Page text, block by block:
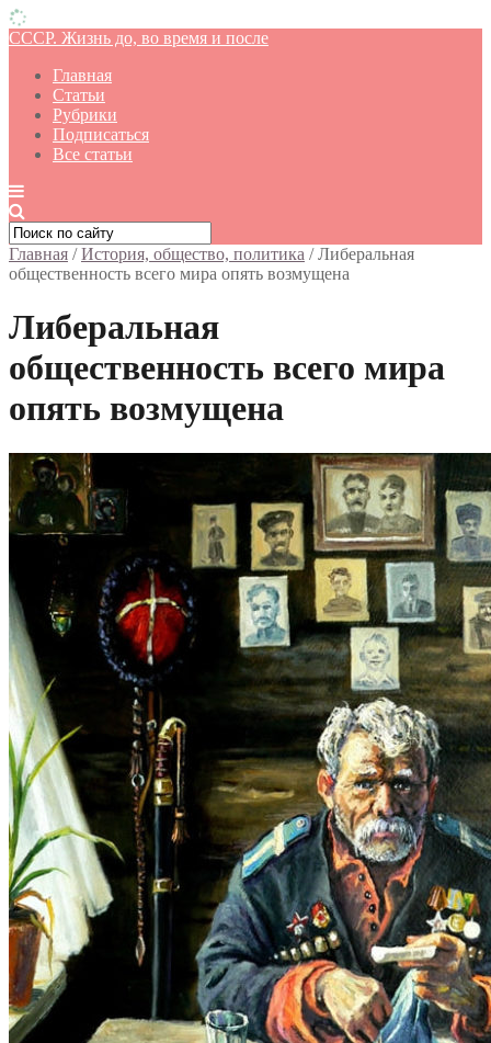
СССР. Жизнь до, во время и после
Главная
Статьи
Рубрики
Подписаться
Все статьи
Главная /История, общество, политика /Либеральная
общественность всего мира опять возмущена
Либеральная
общественность всего мира
опять возмущена